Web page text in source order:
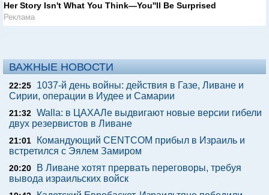
Her Story Isn't What You Think—You''ll Be Surprised
Реклама
ВАЖНЫЕ НОВОСТИ
22:25
1037-й день войны: действия в Газе, Ливане и
Сирии, операции в Иудее и Самарии
21:32 Walla: в ЦАХАЛе выдвигают новые версии гибели
двух резервистов в Ливане
21:01
Командующий CENTCOM прибыл в Израиль и
встретился с Эялем Замиром
20:20
В Ливане хотят прервать переговоры, требуя
вывода израильских войск